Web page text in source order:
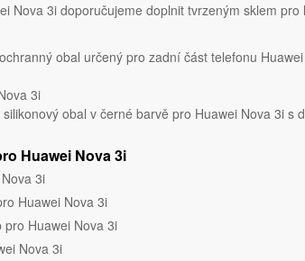
Nova 3i doporučujeme doplnit tvrzeným sklem
obal určený pro zadní část telefonu
3i
obal v černé barvě pro Huawei Nova 3i s
Huawei Nova 3i
3i
Huawei Nova 3i
Huawei Nova 3i
Nova 3i